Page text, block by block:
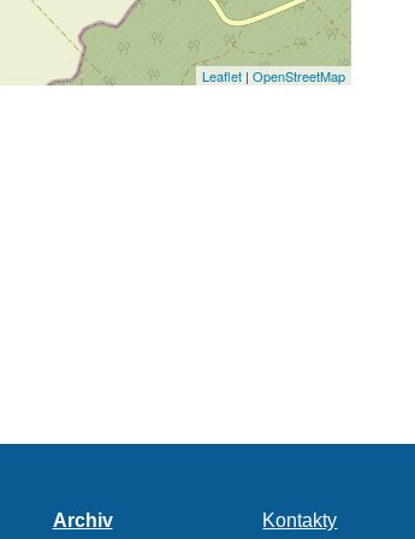
Leaflet|OpenStreetMap
Archiv Kontakty